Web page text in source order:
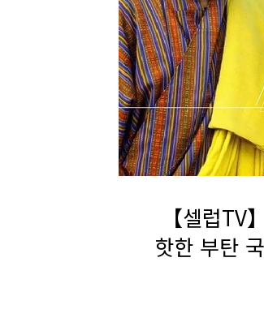
【셀럽
핫한 부탄